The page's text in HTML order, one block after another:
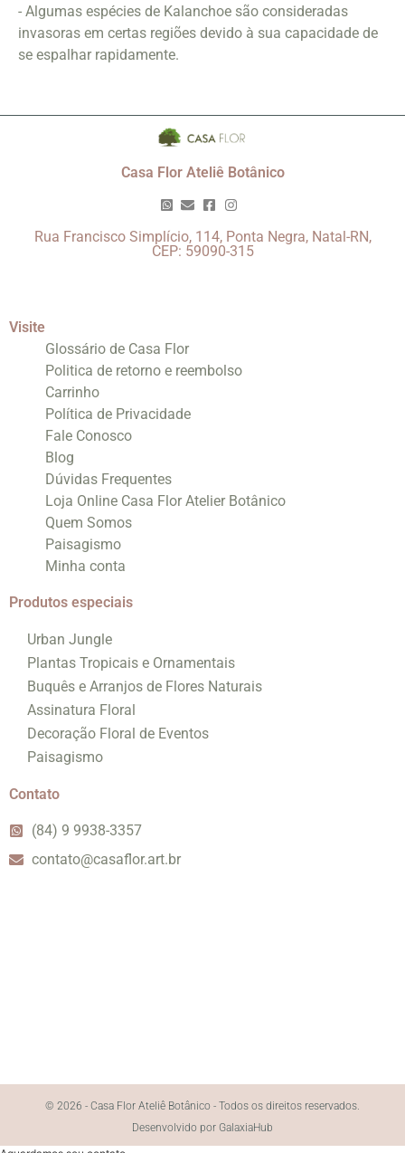
- Algumas espécies de Kalanchoe são consideradas
invasoras em certas regiões devido à sua capacidade de
se espalhar rapidamente.
Casa Flor Ateliê Botânico
Rua Francisco Simplício, 114, Ponta Negra, Natal-RN,
CEP: 59090-315
Visite
Glossário de Casa Flor
Politica de retorno e reembolso
Carrinho
Política de Privacidade
Fale Conosco
Blog
Dúvidas Frequentes
Loja Online Casa Flor Atelier Botânico
Quem Somos
Paisagismo
Minha conta
Produtos especiais
Urban Jungle
Plantas Tropicais e Ornamentais
Buquês e Arranjos de Flores Naturais
Assinatura Floral
Decoração Floral de Eventos
Paisagismo
Contato
(84) 9 9938-3357
contato@casaflor.art.br
© 2026 - Casa Flor Ateliê Botânico - Todos os direitos reservados.
Desenvolvido por GalaxiaHub